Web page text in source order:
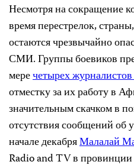
Несмотря на сокращение
время перестрелок,
остаются чрезвычайно
СМИ. Группы боевиков
меречетырех
отместку за их работу в
значительным скачком в
отсутствия сообщений об
начале декабряМалалай
Radio and TV в